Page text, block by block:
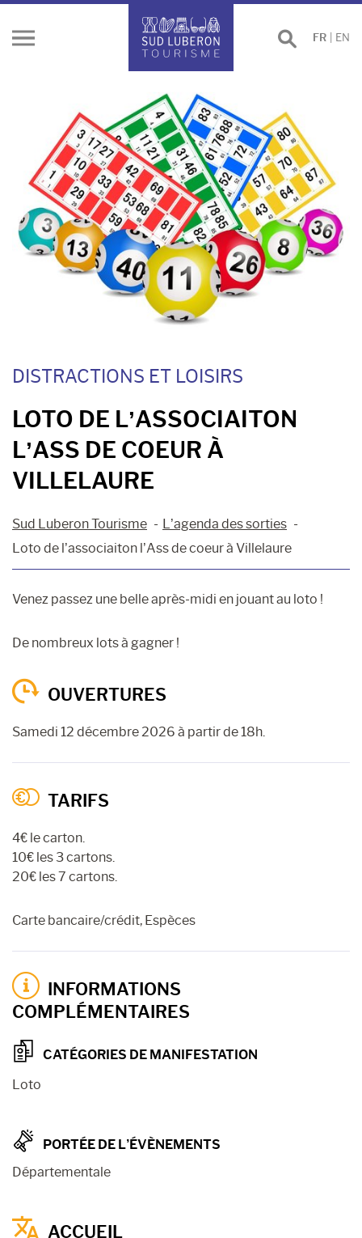
Ouvrir
Effectuer
une
FR EN
DISTRACTIONS ET LOISIRS
LOTO DE L’ASSOCIAITON
L’ASS DE COEUR À
VILLELAURE
Sud Luberon Tourisme
L’agenda des sorties
Loto de l’associaiton l’Ass de coeur à Villelaure
Venez passez une belle après-midi en jouant au loto !
De nombreux lots à gagner !
OUVERTURES
Samedi 12 décembre 2026 à partir de 18h.
TARIFS
4€ le carton.
10€ les 3 cartons.
20€ les 7 cartons.
Carte bancaire/crédit, Espèces
INFORMATIONS
COMPLÉMENTAIRES
CATÉGORIES DE MANIFESTATION
Loto
PORTÉE DE L’ÉVÈNEMENTS
Départementale
ACCUEIL